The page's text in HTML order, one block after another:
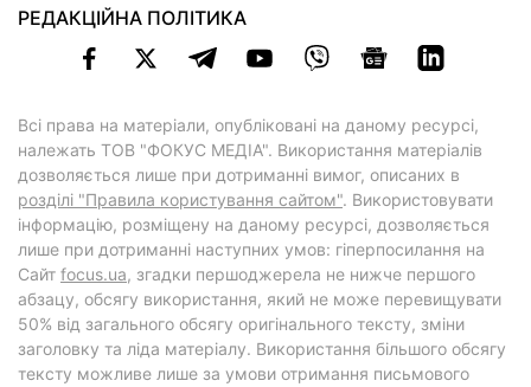
РЕДАКЦІЙНА ПОЛІТИКА
Всі права на матеріали, опубліковані на даному ресурсі,
належать ТОВ "ФОКУС МЕДІА". Використання матеріалів
дозволяється лише при дотриманні вимог, описаних в
розділі "Правила користування сайтом". Використовувати
інформацію, розміщену на даному ресурсі, дозволяється
лише при дотриманні наступних умов: гіперпосилання на
Cайт focus.ua, згадки першоджерела не нижче першого
абзацу, обсягу використання, який не може перевищувати
50% від загального обсягу оригінального тексту, зміни
заголовку та ліда матеріалу. Використання більшого обсягу
тексту можливе лише за умови отримання письмового